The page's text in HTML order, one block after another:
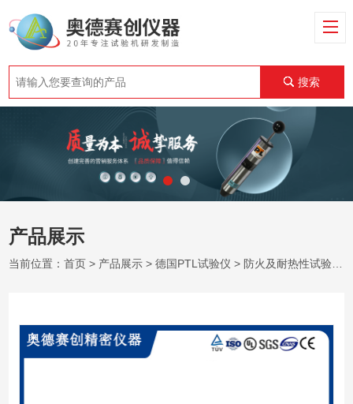
搜索
产品展示
当前位置：首页 > 产品展示 >德国PTL试验仪 > 防火及耐热性试验仪